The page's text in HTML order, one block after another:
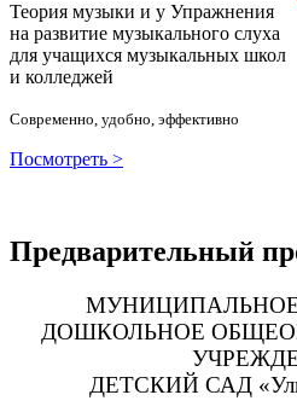
Теория музыки и у Упражнения
на развитие музыкального слуха
для учащихся музыкальных школ
и колледжей
Современно, удобно, эффективно
Посмотреть >
Предварительный
ДОШКОЛЬНОЕ
ДЕТСКИЙ САД